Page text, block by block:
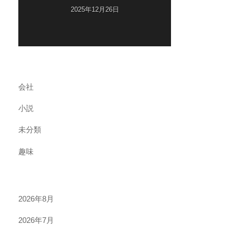
2025年12月26日
会社
小説
未分類
趣味
2026年8月
2026年7月